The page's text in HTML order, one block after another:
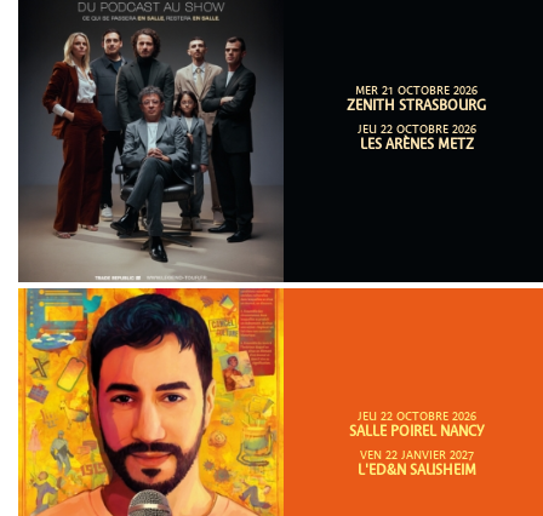
MER 21 OCTOBRE 2026
ZENITH STRASBOURG
JEU 22 OCTOBRE 2026
LES ARÈNES METZ
JEU 22 OCTOBRE 2026
SALLE POIREL NANCY
VEN 22 JANVIER 2027
L'ED&N SAUSHEIM